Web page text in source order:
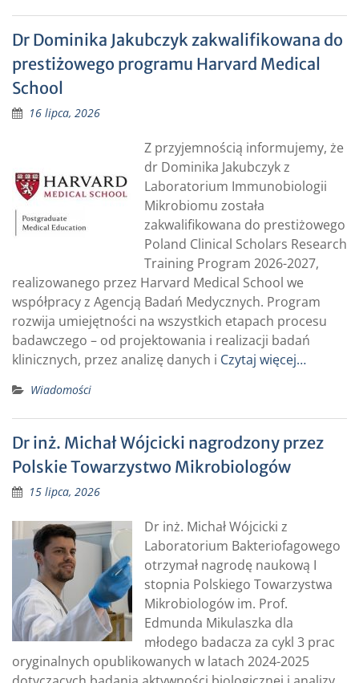
Dr Dominika Jakubczyk zakwalifikowana do
prestiżowego programu Harvard Medical
School
16 lipca, 2026
Z przyjemnością informujemy, że
dr Dominika Jakubczyk z
Laboratorium Immunobiologii
Mikrobiomu została
zakwalifikowana do prestiżowego
Poland Clinical Scholars Research
Training Program 2026-2027,
realizowanego przez Harvard Medical School we
współpracy z Agencją Badań Medycznych. Program
rozwija umiejętności na wszystkich etapach procesu
badawczego – od projektowania i realizacji badań
klinicznych, przez analizę danych i Czytaj więcej…
Wiadomości
Dr inż. Michał Wójcicki nagrodzony przez
Polskie Towarzystwo Mikrobiologów
15 lipca, 2026
Dr inż. Michał Wójcicki z
Laboratorium Bakteriofagowego
otrzymał nagrodę naukową I
stopnia Polskiego Towarzystwa
Mikrobiologów im. Prof.
Edmunda Mikulaszka dla
młodego badacza za cykl 3 prac
oryginalnych opublikowanych w latach 2024-2025